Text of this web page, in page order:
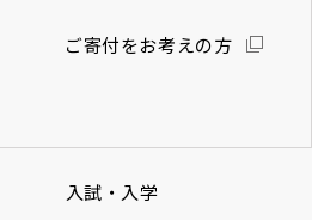
ご寄付をお考えの方
入試・入学